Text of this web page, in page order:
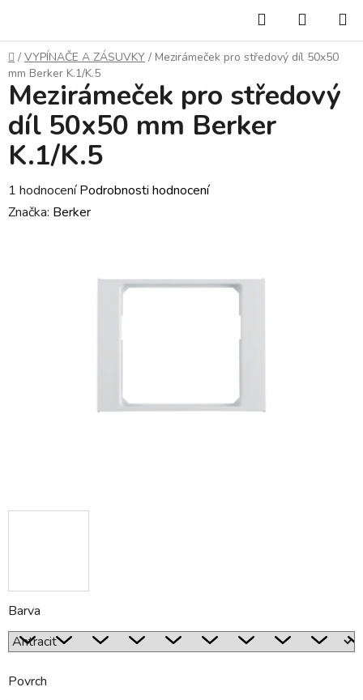
obsah
Hledat
KOŠÍK
Domů
/ VYPÍNAČE A ZÁSUVKY / Mezirámeček pro středový díl 50x50
mm Berker K.1/K.5
Barva
Povrch
Mezirámeček pro středový
díl 50x50 mm Berker
K.1/K.5
Průměrné
hodnocení
1 hodnocení Podrobnosti hodnocení
Značka: Berker